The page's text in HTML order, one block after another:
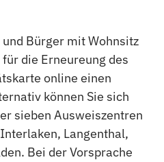
Bürger mit Wohnsitz
die Erneureung des
online einen
können Sie sich
sieben Ausweiszentren
Langenthal,
Bei der Vorsprache